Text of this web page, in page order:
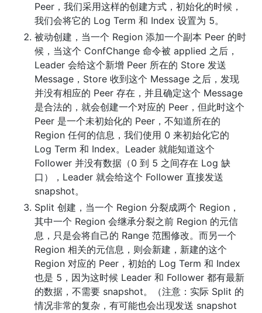
Peer，我们采用这样的创建方式，初始化的时候，
我们会将它的 Log Term 和 Index 设置为 5。
被动创建，当一个 Region 添加一个副本 Peer 的时
候，当这个 ConfChange 命令被 applied 之后，
Leader 会给这个新增 Peer 所在的 Store 发送
Message，Store 收到这个 Message 之后，发现
并没有相应的 Peer 存在，并且确定这个 Message
是合法的，就会创建一个对应的 Peer，但此时这个
Peer 是一个未初始化的 Peer，不知道所在的
Region 任何的信息，我们使用 0 来初始化它的
Log Term 和 Index。Leader 就能知道这个
Follower 并没有数据（0 到 5 之间存在 Log 缺
口），Leader 就会给这个 Follower 直接发送
snapshot。
Split 创建，当一个 Region 分裂成两个 Region，
其中一个 Region 会继承分裂之前 Region 的元信
息，只是会将自己的 Range 范围修改。而另一个
Region 相关的元信息，则会新建，新建的这个
Region 对应的 Peer，初始的 Log Term 和 Index
也是 5，因为这时候 Leader 和 Follower 都有最新
的数据，不需要 snapshot。（注意：实际 Split 的
情况非常的复杂，有可能也会出现发送 snapshot